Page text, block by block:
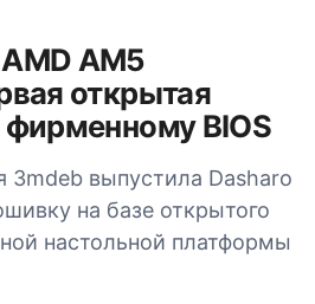
AM5
открытая
фирменному BIOS
3mdeb выпустила Dasharo
на базе открытого
настольной платформы